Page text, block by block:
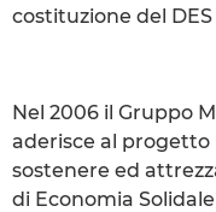
costituzione del
Nel 2006 il Gruppo
aderisce al
sostenere ed
di Economia